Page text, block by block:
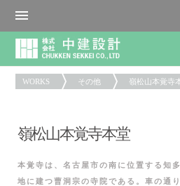
WORKS その他 嶺松山本覚寺
嶺松山本覚寺本堂
本覚寺は、名古屋市の南に位置する知
地に建つ曹洞宗の寺院である。車の通